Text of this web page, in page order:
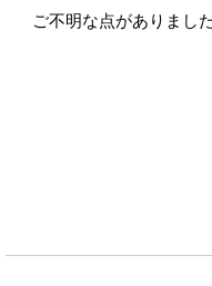
ご不明な点がありまし